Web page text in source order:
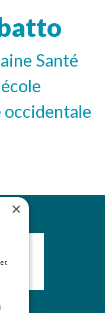
Santé
occidentale
×